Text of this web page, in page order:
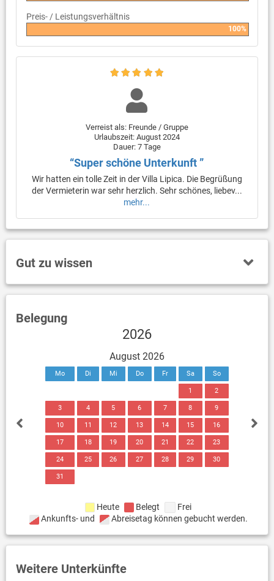
Preis- / Leistungsverhältnis
100%
Verreist als: Freunde / Gruppe
Urlaubszeit: August 2024
Dauer: 7 Tage
“Super schöne Unterkunft ”
Wir hatten ein tolle Zeit in der Villa Lipica. Die Begrüßung
der Vermieterin war sehr herzlich. Sehr schönes, liebev...
mehr...
Gut zu wissen
Belegung
2026
August 2026
Mo Di Mi Do Fr Sa So
1 2
3 4 5 6 7 8 9
10 11 12 13 14 15 16
17 18 19 20 21 22 23
24 25 26 27 28 29 30
31
Heute Belegt
Frei
Ankunfts- und
Abreisetag können gebucht werden.
Weitere Unterkünfte